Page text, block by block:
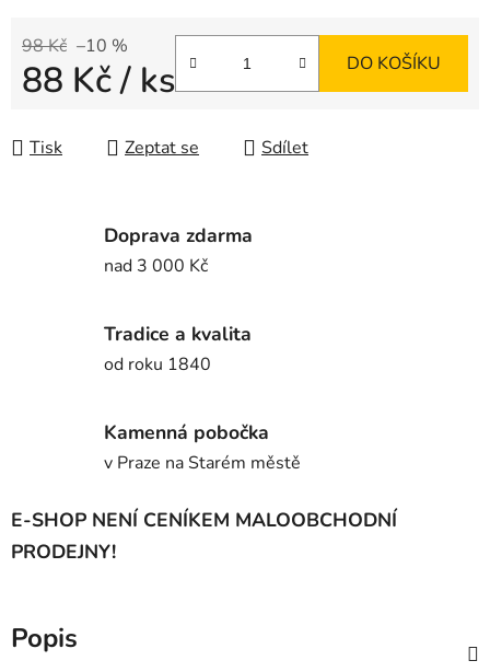
98 Kč –10 %
88 Kč/ ks DO KOŠÍKU
Tisk Zeptat se Sdílet
Doprava zdarma
nad 3 000 Kč
Tradice a kvalita
od roku 1840
Kamenná pobočka
v Praze na Starém městě
E-SHOP NENÍ CENÍKEM MALOOBCHODNÍ
PRODEJNY!
Popis